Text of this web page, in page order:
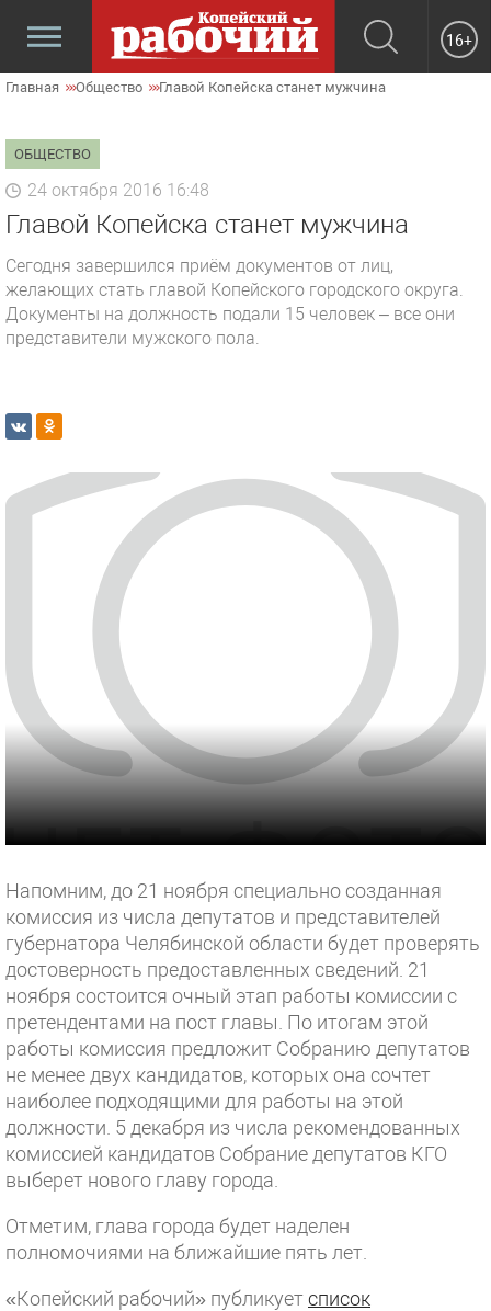
16+
Главная Общество Главой Копейска станет мужчина
ОБЩЕСТВО
24 октября 2016 16:48
Главой Копейска станет мужчина
Сегодня завершился приём документов от лиц,
желающих стать главой Копейского городского округа.
Документы на должность подали 15 человек – все они
представители мужского пола.
Напомним, до 21 ноября специально созданная
комиссия из числа депутатов и представителей
губернатора Челябинской области будет проверять
достоверность предоставленных сведений. 21
ноября состоится очный этап работы комиссии с
претендентами на пост главы. По итогам этой
работы комиссия предложит Собранию депутатов
не менее двух кандидатов, которых она сочтет
наиболее подходящими для работы на этой
должности. 5 декабря из числа рекомендованных
комиссией кандидатов Собрание депутатов КГО
выберет нового главу города.
Отметим, глава города будет наделен
полномочиями на ближайшие пять лет.
«Копейский рабочий» публикуетсписок